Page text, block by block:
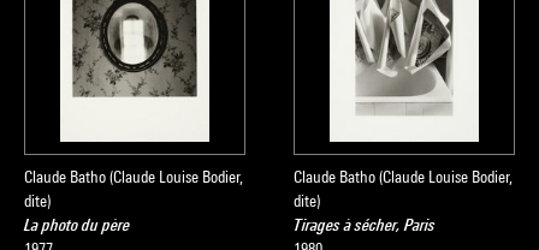
Claude Batho (Claude Louise Bodier,
dite)
La photo du père
Claude Batho (Claude Louise Bodier,
dite)
Tirages à sécher, Paris